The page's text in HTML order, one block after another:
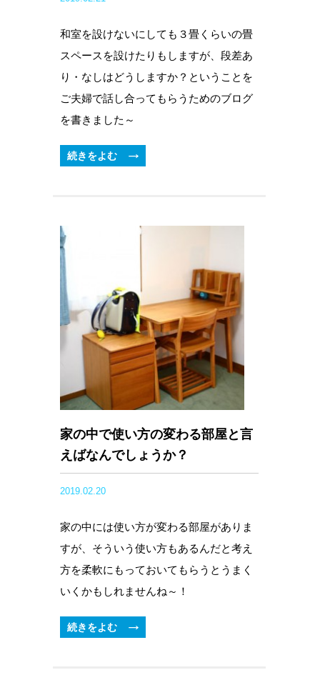
和室を設けないにしても３畳くらいの畳
スペースを設けたりもしますが、段差あ
り・なしはどうしますか？ということを
ご夫婦で話し合ってもらうためのブログ
を書きました～
続きをよむ
家の中で使い方の変わる部屋と言
えばなんでしょうか？
2019.02.20
家の中には使い方が変わる部屋がありま
すが、そういう使い方もあるんだと考え
方を柔軟にもっておいてもらうとうまく
いくかもしれませんね～！
続きをよむ